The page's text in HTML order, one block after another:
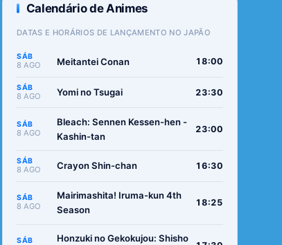
Calendário de Animes
DATAS E HORÁRIOS DE LANÇAMENTO NO JAPÃO
SÁB
8 AGO Meitantei Conan 18:00
SÁB
8 AGO Yomi no Tsugai 23:30
SÁB
8 AGO
Bleach: Sennen Kessen-hen -
Kashin-tan
23:00
SÁB
8 AGO Crayon Shin-chan 16:30
SÁB
8 AGO
Mairimashita! Iruma-kun 4th
Season
18:25
SÁB
Honzuki no Gekokujou: Shisho